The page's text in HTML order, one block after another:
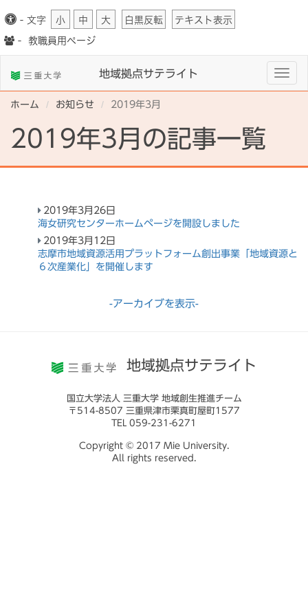
- 文字 小 中 大 白黒反転 テキスト表示
- 教職員用ページ
地域拠点サテライト
ホーム お知らせ 2019年3月
2019年3月の記事一覧
2019年3月26日
海女研究センターホームページを開設しました
2019年3月12日
志摩市地域資源活用プラットフォーム創出事業「地域資源と
６次産業化」を開催します
-アーカイブを表示-
地域拠点サテライト
国立大学法人 三重大学 地域創生推進チーム
〒514-8507 三重県津市栗真町屋町1577
TEL 059-231-6271
Copyright © 2017 Mie University.
All rights reserved.